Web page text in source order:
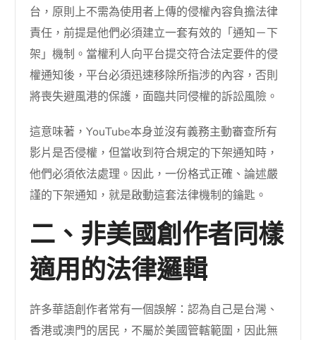
台，原則上不需為使用者上傳的侵權內容負擔法律
責任，前提是他們必須建立一套有效的「通知－下
架」機制。當權利人向平台提交符合法定要件的侵
權通知後，平台必須迅速移除所指涉的內容，否則
將喪失避風港的保護，面臨共同侵權的訴訟風險。
這意味著，YouTube本身並沒有義務主動審查所有
影片是否侵權，但當收到符合規定的下架通知時，
他們必須依法處理。因此，一份格式正確、論述嚴
謹的下架通知，就是啟動這套法律機制的鑰匙。
二、非美國創作者同樣
適用的法律邏輯
許多華語創作者常有一個誤解：認為自己是台灣、
香港或澳門的居民，不屬於美國管轄範圍，因此無